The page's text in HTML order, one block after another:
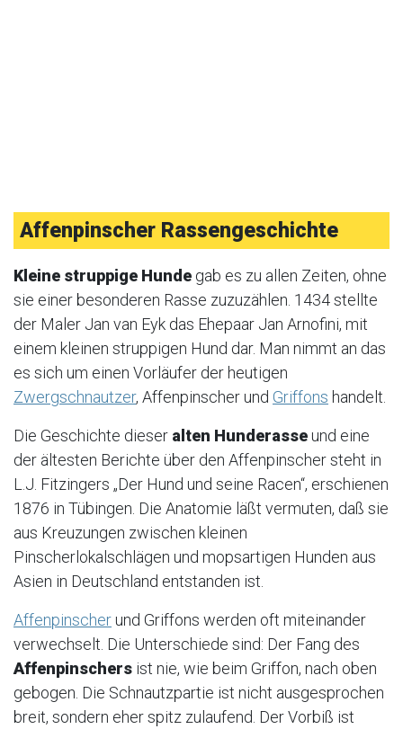
Affenpinscher Rassengeschichte
Kleine struppige Hunde gab es zu allen Zeiten, ohne
sie einer besonderen Rasse zuzuzählen. 1434 stellte
der Maler Jan van Eyk das Ehepaar Jan Arnofini, mit
einem kleinen struppigen Hund dar. Man nimmt an das
es sich um einen Vorläufer der heutigen
Zwergschnautzer, Affenpinscher und Griffons handelt.
Die Geschichte dieser alten Hunderasseund eine
der ältesten Berichte über den Affenpinscher steht in
L.J. Fitzingers „Der Hund und seine Racen“, erschienen
1876 in Tübingen. Die Anatomie läßt vermuten, daß sie
aus Kreuzungen zwischen kleinen
Pinscherlokalschlägen und mopsartigen Hunden aus
Asien in Deutschland entstanden ist.
Affenpinscherund Griffons werden oft miteinander
verwechselt. Die Unterschiede sind: Der Fang des
Affenpinschers ist nie, wie beim Griffon, nach oben
gebogen. Die Schnautzpartie ist nicht ausgesprochen
breit, sondern eher spitz zulaufend. Der Vorbiß ist